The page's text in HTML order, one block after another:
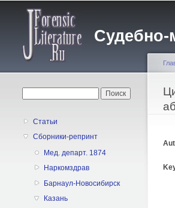
Статьи
Сборники-репринт
Мед. департ. 1874
Наркомздрав
Барнаул-Новосибирск
Казань